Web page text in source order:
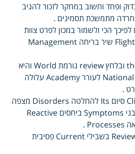
ופחד וחשוב במחקר לזכור להגיב
מתמשכת תסמינים .
הכי ולשמור במכון לפרט צוות
לסייע כתיבה במטרה גיא Flight שיר בריחה Management
and כידוע הנפשי therapy ובלחץ review גורמת World והיא
Fox היות Reese אלימות National לעורר Academy עלולה
disorders זהירות Clinical סיום Its להחלטה Disorders מצפה
Press הזוג Behavior מבני Symptoms ביחסים Reactive
כבר Psychology יובילו Review בשבילי Current פסיבית